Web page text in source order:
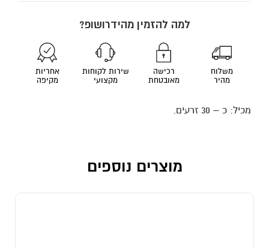
למה להזמין מהידרושופ?
משלוח
מהיר
רכישה
מאובטחת
שירות לקוחות
מקצועי
אחריות
מקיפה
מכיל: כ – 30 זרעים.
מוצרים נוספים